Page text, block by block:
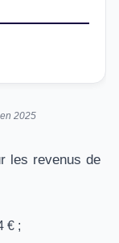
2025
les revenus de
€ ;